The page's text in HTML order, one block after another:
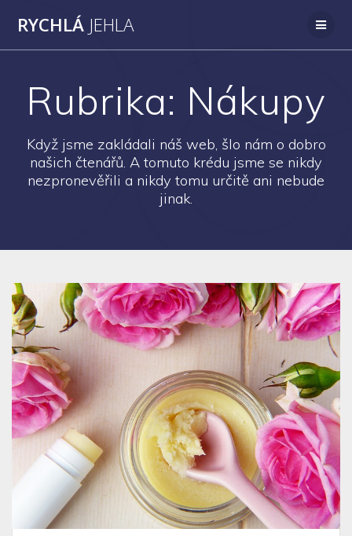
RYCHLÁ JEHLA
Rubrika: Nákupy
Když jsme zakládali náš web, šlo nám o dobro
našich čtenářů. A tomuto krédu jsme se nikdy
nezpronevěřili a nikdy tomu určitě ani nebude
jinak.